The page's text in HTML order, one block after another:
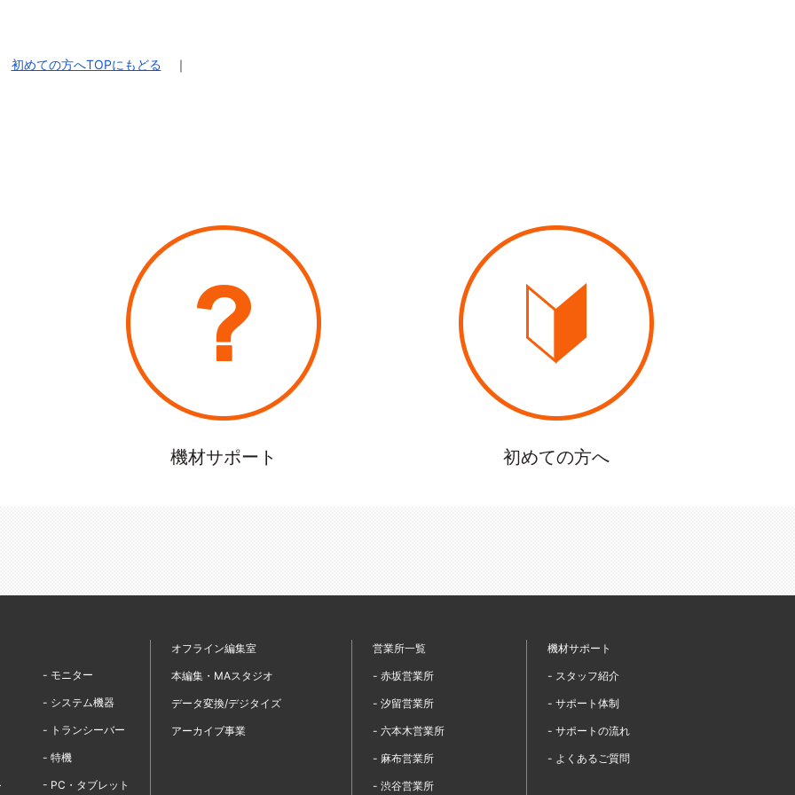
初めての方へTOPにもどる ｜
機材サポート 初めての方へ
- モニター
- システム機器
- トランシーバー
- 特機
- PC・タブレット
オフライン編集室
本編集・MAスタジオ
データ変換/デジタイズ
アーカイブ事業
営業所一覧
- 赤坂営業所
- 汐留営業所
- 六本木営業所
- 麻布営業所
- 渋谷営業所
機材サポート
- スタッフ紹介
- サポート体制
- サポートの流れ
- よくあるご質問